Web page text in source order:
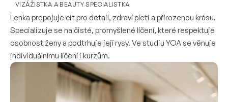
VIZÁŽISTKA A BEAUTY SPECIALISTKA
Lenka propojuje cit pro detail, zdraví pleti a přirozenou krásu.
Specializuje se na čisté, promyšlené líčení, které respektuje
osobnost ženy a podtrhuje její rysy. Ve studiu YOA se věnuje
individuálnímu líčení i kurzům.